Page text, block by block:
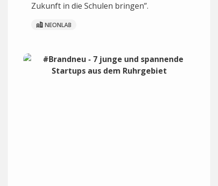
Zukunft in die Schulen bringen”.
NEONLAB